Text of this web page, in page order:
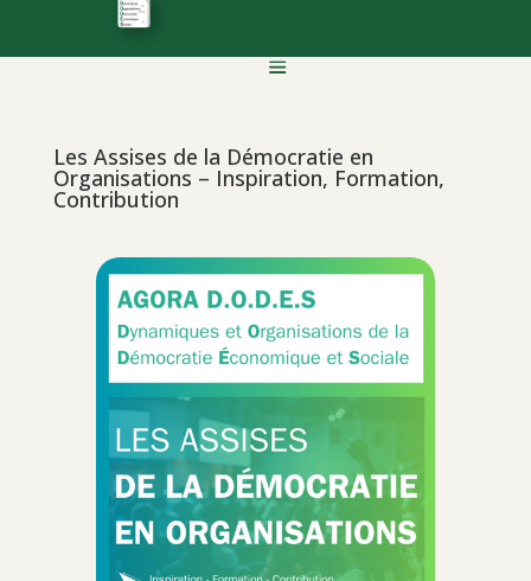
Les Assises de la Démocratie en
Organisations – Inspiration, Formation,
Contribution